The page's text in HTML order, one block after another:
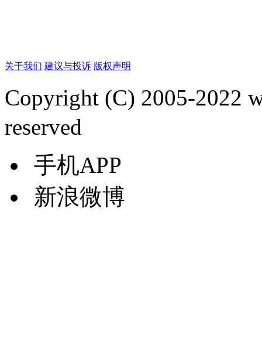
关于我们 建议与投诉 版权声明
Copyright (C) 2005-2022
reserved
手机APP
新浪微博